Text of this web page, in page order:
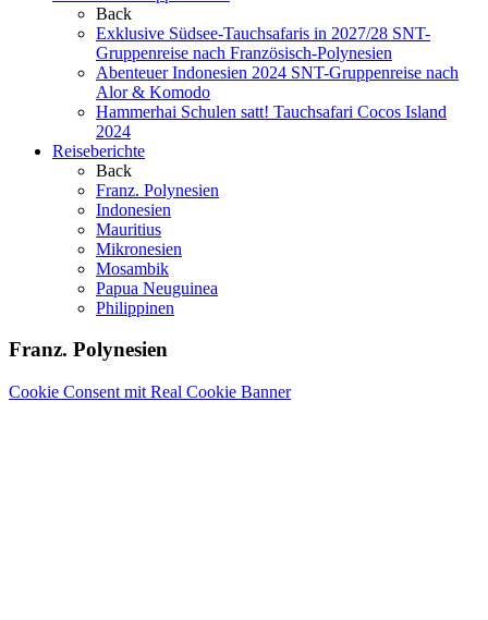
Back
Exklusive Südsee-Tauchsafaris in 2027/28 SNT-
Gruppenreise nach Französisch-Polynesien
Abenteuer Indonesien 2024 SNT-Gruppenreise nach
Alor & Komodo
Hammerhai Schulen satt! Tauchsafari Cocos Island
2024
Reiseberichte
Back
Franz. Polynesien
Indonesien
Mauritius
Mikronesien
Mosambik
Papua Neuguinea
Philippinen
Franz. Polynesien
Cookie Consent mit Real Cookie Banner